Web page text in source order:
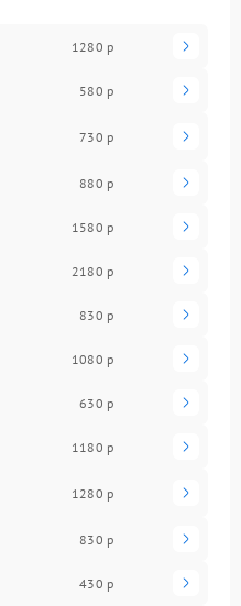
1280 р
580 р
730 р
880 р
1580 р
2180 р
830 р
1080 р
630 р
1180 р
1280 р
830 р
430 р